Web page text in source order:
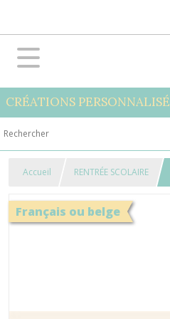
CRÉATIONS
Accueil RENTRÉE SCOLAIRE
Français ou belge